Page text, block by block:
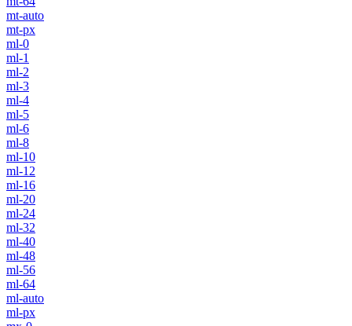
mt-auto
mt-px
ml-0
ml-1
ml-2
ml-3
ml-4
ml-5
ml-6
ml-8
ml-10
ml-12
ml-16
ml-20
ml-24
ml-32
ml-40
ml-48
ml-56
ml-64
ml-auto
ml-px